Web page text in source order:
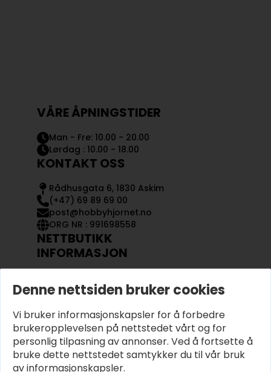
VÅRE ÅPNINGSTIDER
Man - Fre: 10.00 - 20.00
Lørdag : 10.00 - 18.00
KONTAKT OSS
Rådhusgata 6, 1830 Askim
(+47) 69 89 69 00
post@hobbyhjornet.no
ORG NR : 991698558
NETTBUTIKK
INFORMASJON
OM OSS
KJØPSVILKÅR OG BETINGELSER
PERSONVERN
Denne nettsiden bruker cookies
Vi bruker informasjonskapsler for å forbedre
brukeropplevelsen på nettstedet vårt og for
personlig tilpasning av annonser. Ved å fortsette å
bruke dette nettstedet samtykker du til vår bruk
av informasjonskapsler.